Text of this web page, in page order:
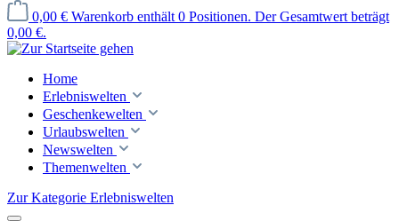
0,00 € Warenkorb enthält 0 Positionen. Der Gesamtwert beträgt
0,00 €.
Home
Erlebniswelten
Geschenkewelten
Urlaubswelten
Newswelten
Themenwelten
Zur Kategorie Erlebniswelten